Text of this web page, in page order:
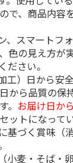
で、商品内容
、スマートフ
色の見え方が
ださい。
工）日から安
から品質の保
お届け日か
ットになって
基づく賞味（
小麦・そば・